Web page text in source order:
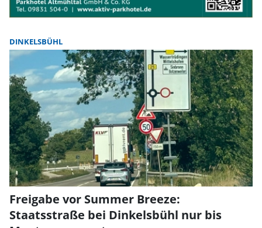
DINKELSBÜHL
Freigabe vor Summer Breeze:
Staatsstraße bei Dinkelsbühl nur bis